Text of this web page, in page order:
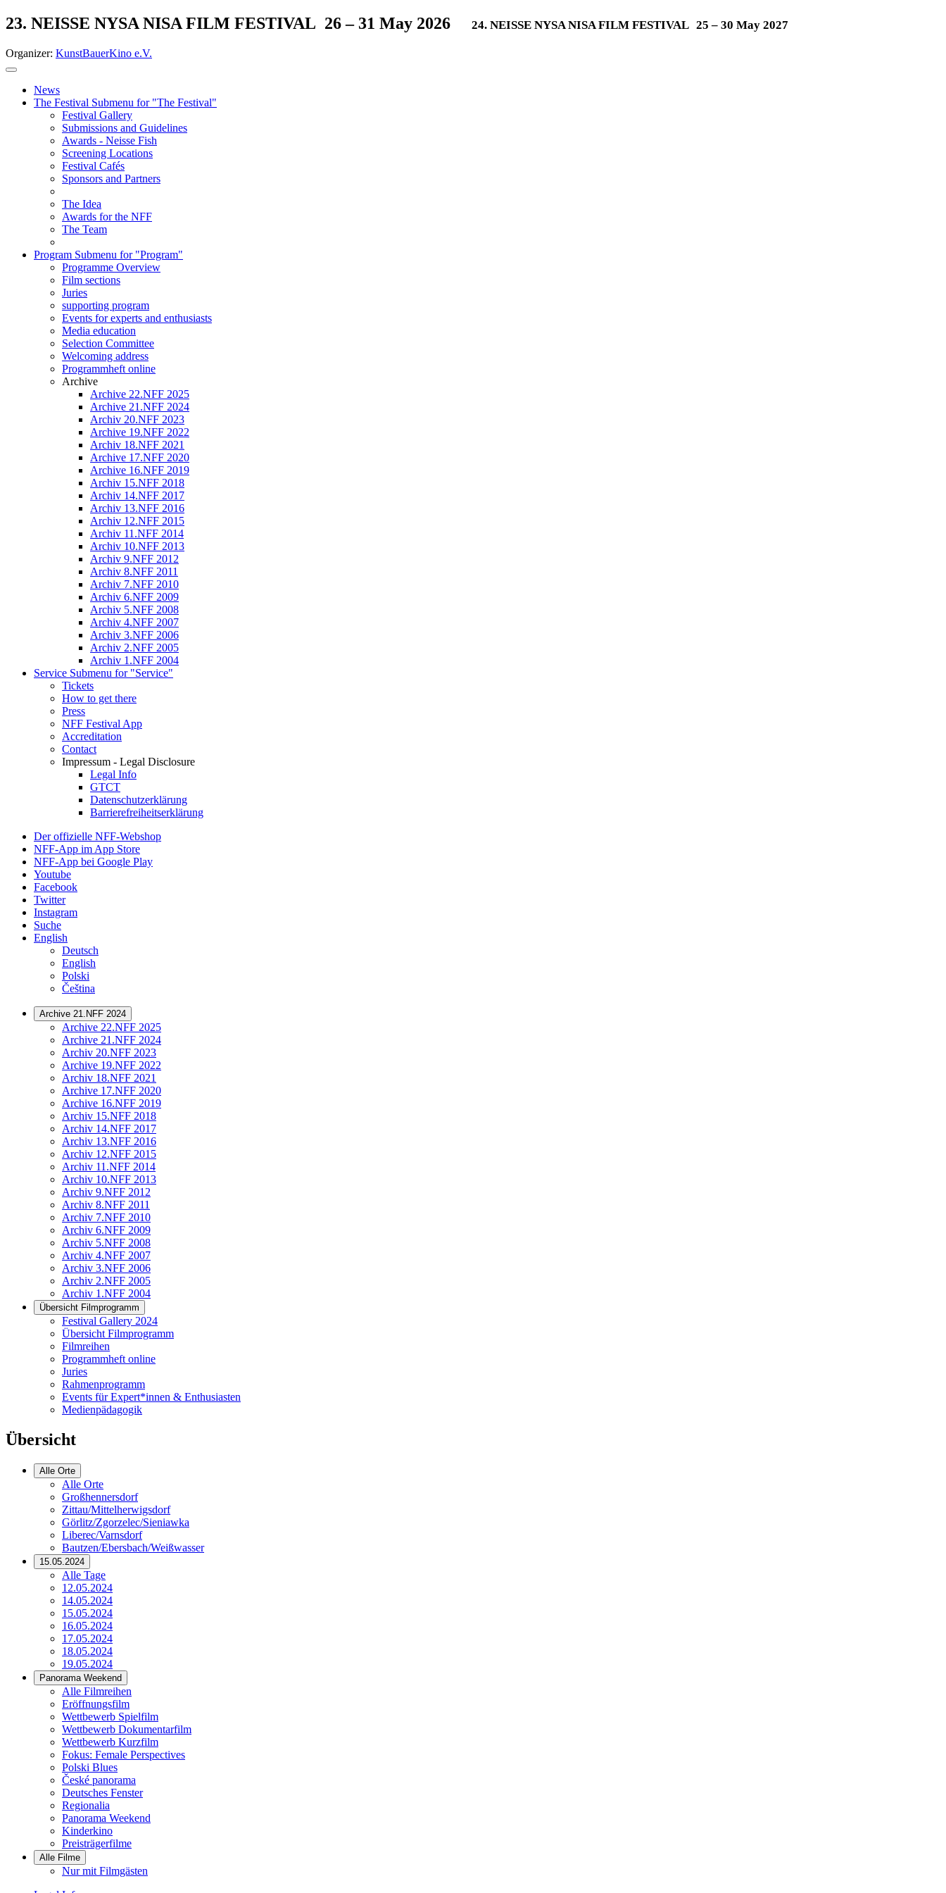
23. NEISSE NYSA NISA FILM FESTIVAL 26 – 31 May 2026 24. NEISSE NYSA NISA FILM FESTIVAL 25 – 30 May 2027
Organizer: KunstBauerKino e.V.
News
The Festival Submenu for "The Festival"
Festival Gallery
Submissions and Guidelines
Awards - Neisse Fish
Screening Locations
Festival Cafés
Sponsors and Partners
The Idea
Awards for the NFF
The Team
Program Submenu for "Program"
Programme Overview
Film sections
Juries
supporting program
Events for experts and enthusiasts
Media education
Selection Committee
Welcoming address
Programmheft online
Archive
Archive 22.NFF 2025
Archive 21.NFF 2024
Archiv 20.NFF 2023
Archive 19.NFF 2022
Archiv 18.NFF 2021
Archive 17.NFF 2020
Archive 16.NFF 2019
Archiv 15.NFF 2018
Archiv 14.NFF 2017
Archiv 13.NFF 2016
Archiv 12.NFF 2015
Archiv 11.NFF 2014
Archiv 10.NFF 2013
Archiv 9.NFF 2012
Archiv 8.NFF 2011
Archiv 7.NFF 2010
Archiv 6.NFF 2009
Archiv 5.NFF 2008
Archiv 4.NFF 2007
Archiv 3.NFF 2006
Archiv 2.NFF 2005
Archiv 1.NFF 2004
Service Submenu for "Service"
Tickets
How to get there
Press
NFF Festival App
Accreditation
Contact
Impressum - Legal Disclosure
Legal Info
GTCT
Datenschutzerklärung
Barrierefreiheitserklärung
Der offizielle NFF-Webshop
NFF-App im App Store
NFF-App bei Google Play
Youtube
Facebook
Twitter
Instagram
Suche
English
Deutsch
English
Polski
Čeština
Archive 21.NFF 2024
Archive 22.NFF 2025
Archive 21.NFF 2024
Archiv 20.NFF 2023
Archive 19.NFF 2022
Archiv 18.NFF 2021
Archive 17.NFF 2020
Archive 16.NFF 2019
Archiv 15.NFF 2018
Archiv 14.NFF 2017
Archiv 13.NFF 2016
Archiv 12.NFF 2015
Archiv 11.NFF 2014
Archiv 10.NFF 2013
Archiv 9.NFF 2012
Archiv 8.NFF 2011
Archiv 7.NFF 2010
Archiv 6.NFF 2009
Archiv 5.NFF 2008
Archiv 4.NFF 2007
Archiv 3.NFF 2006
Archiv 2.NFF 2005
Archiv 1.NFF 2004
Übersicht Filmprogramm
Festival Gallery 2024
Übersicht Filmprogramm
Filmreihen
Programmheft online
Juries
Rahmenprogramm
Events für Expert*innen & Enthusiasten
Medienpädagogik
Übersicht
Alle Orte
Alle Orte
Großhennersdorf
Zittau/Mittelherwigsdorf
Görlitz/Zgorzelec/Sieniawka
Liberec/Varnsdorf
Bautzen/Ebersbach/Weißwasser
15.05.2024
Alle Tage
12.05.2024
14.05.2024
15.05.2024
16.05.2024
17.05.2024
18.05.2024
19.05.2024
Panorama Weekend
Alle Filmreihen
Eröffnungsfilm
Wettbewerb Spielfilm
Wettbewerb Dokumentarfilm
Wettbewerb Kurzfilm
Fokus: Female Perspectives
Polski Blues
České panorama
Deutsches Fenster
Regionalia
Panorama Weekend
Kinderkino
Preisträgerfilme
Alle Filme
Nur mit Filmgästen